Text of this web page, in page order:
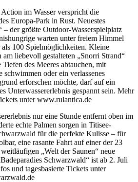
im Wasser verspricht die
Europa-Park in Rust. Neuestes
der größte Outdoor-Wasserspielplatz
warten unter freiem Himmel
als 100 Spielmöglichkeiten. Kleine
am liebevoll gestalteten „Snorri Strand“
des Meeres abtauchen, mit
schwimmen oder ein verlassenes
erforschen möchte, darf auf ein
Unterwassererlebnis gespannt sein. Mehr
unter www.rulantica.de
nur eine Stunde entfernt oben im
echte Palmen sorgen in Titisee-
für die perfekte Kulisse – für
eine rasante Fahrt auf einer der 23
„Welt der Saunen“ neue
Schwarzwald“ ist ab 2. Juli
und tagesbasierte Tickets unter